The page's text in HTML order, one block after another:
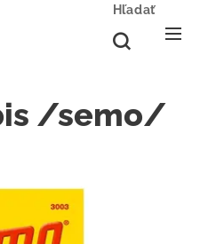
Hľadať
/semo/